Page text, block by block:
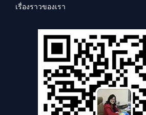
เรื่องราวของเรา